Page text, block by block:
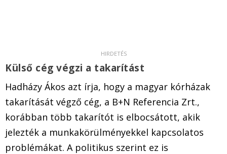
Külső cég végzi a takarítást
Hadházy Ákos azt írja, hogy a magyar kórházak
takarítását végző cég, a B+N Referencia Zrt.,
korábban több takarítót is elbocsátott, akik
jelezték a munkakörülményekkel kapcsolatos
problémákat. A politikus szerint ez is